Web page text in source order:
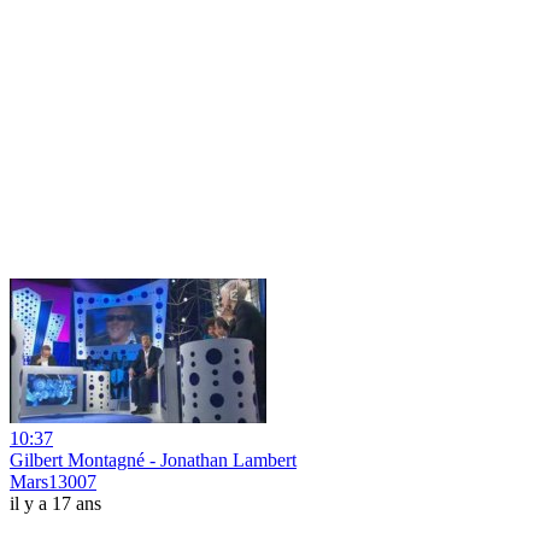
10:37
Gilbert Montagné - Jonathan Lambert
Mars13007
il y a 17 ans